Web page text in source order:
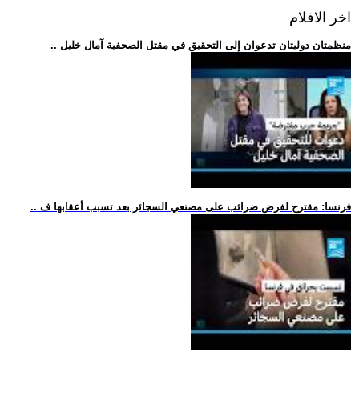
اخر الافلام
.. منظمتان دوليتان تدعوان إلى التحقيق في مقتل الصحفية آمال خليل
.. فرنسا: مقترح لفرض ضرائب على مصنعي السجائر بعد تسبب أعقابها ف